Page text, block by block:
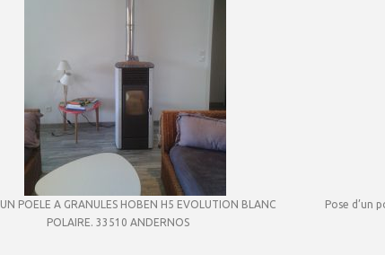
POELE A GRANULES HOBEN H5 EVOLUTION BLANC
POLAIRE. 33510 ANDERNOS
Pose d’un